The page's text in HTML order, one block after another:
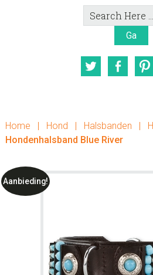
Search
Here
Twitter
Home | Hond | Halsbanden |
Hondenhalsband Blue River
Aanbieding!